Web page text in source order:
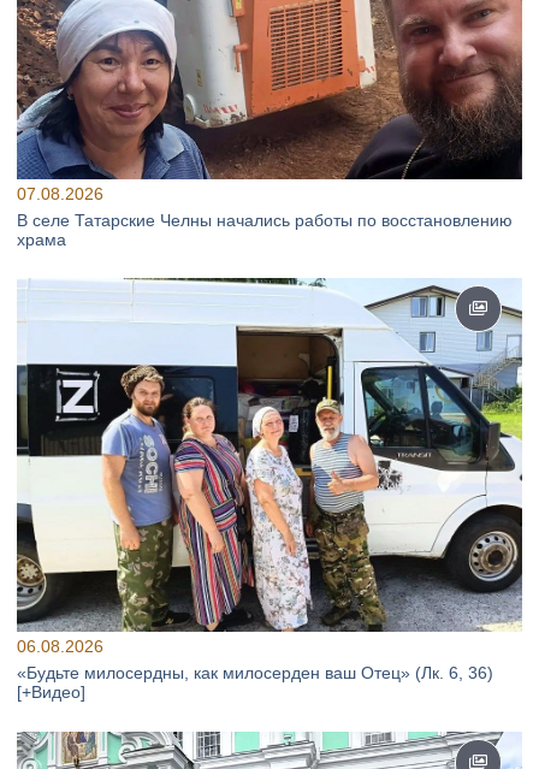
07.08.2026
В селе Татарские Челны начались работы по восстановлению
храма
06.08.2026
«Будьте милосердны, как милосерден ваш Отец» (Лк. 6, 36)
[+Видео]